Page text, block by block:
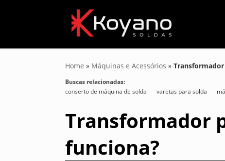
Home » Máquinas e Acessórios »
Buscas relacionadas:
conserto de máquina de solda
varetas para solda
Transformador
funciona?